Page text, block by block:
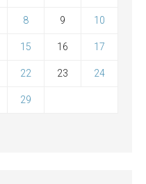
8 9 10
15 16 17
22 23 24
29